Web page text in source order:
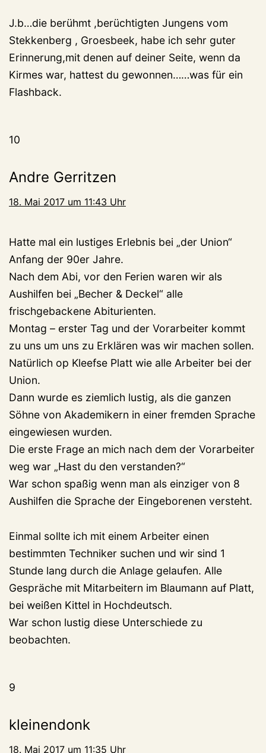
J.b…die berühmt ,berüchtigten Jungens vom
Stekkenberg , Groesbeek, habe ich sehr guter
Erinnerung,mit denen auf deiner Seite, wenn da
Kirmes war, hattest du gewonnen……was für ein
Flashback.
10
Andre Gerritzen
18. Mai 2017 um 11:43 Uhr
Hatte mal ein lustiges Erlebnis bei „der Union“
Anfang der 90er Jahre.
Nach dem Abi, vor den Ferien waren wir als
Aushilfen bei „Becher & Deckel“ alle
frischgebackene Abiturienten.
Montag – erster Tag und der Vorarbeiter kommt
zu uns um uns zu Erklären was wir machen sollen.
Natürlich op Kleefse Platt wie alle Arbeiter bei der
Union.
Dann wurde es ziemlich lustig, als die ganzen
Söhne von Akademikern in einer fremden Sprache
eingewiesen wurden.
Die erste Frage an mich nach dem der Vorarbeiter
weg war „Hast du den verstanden?“
War schon spaßig wenn man als einziger von 8
Aushilfen die Sprache der Eingeborenen versteht.
Einmal sollte ich mit einem Arbeiter einen
bestimmten Techniker suchen und wir sind 1
Stunde lang durch die Anlage gelaufen. Alle
Gespräche mit Mitarbeitern im Blaumann auf Platt,
bei weißen Kittel in Hochdeutsch.
War schon lustig diese Unterschiede zu
beobachten.
9
kleinendonk
18. Mai 2017 um 11:35 Uhr